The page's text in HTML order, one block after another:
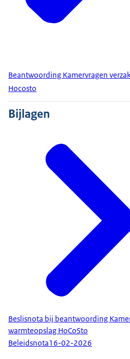
Beantwoording Kamervragen
Hocosto
Bijlagen
Beslisnota bij beantwoording
warmteopslag HoCoSto
Beleidsnota16-02-2026